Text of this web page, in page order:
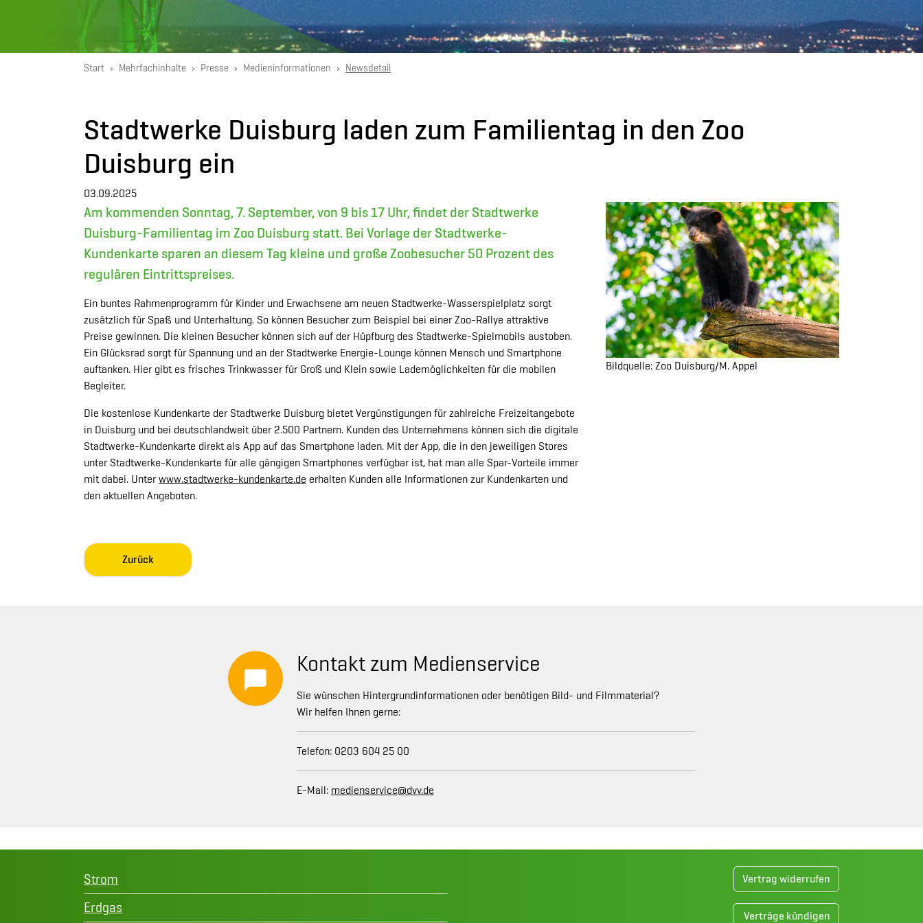
Start Mehrfachinhalte Presse Medieninformationen Newsdetail
Stadtwerke Duisburg laden zum Familientag in den Zoo
Duisburg ein
03.09.2025
Am kommenden Sonntag, 7. September, von 9 bis 17 Uhr, findet der Stadtwerke
Duisburg-Familientag im Zoo Duisburg statt. Bei Vorlage der Stadtwerke-
Kundenkarte sparen an diesem Tag kleine und große Zoobesucher 50 Prozent des
regulären Eintrittspreises.
Ein buntes Rahmenprogramm für Kinder und Erwachsene am neuen Stadtwerke-Wasserspielplatz sorgt
zusätzlich für Spaß und Unterhaltung. So können Besucher zum Beispiel bei einer Zoo-Rallye attraktive
Preise gewinnen. Die kleinen Besucher können sich auf der Hüpfburg des Stadtwerke-Spielmobils austoben.
Ein Glücksrad sorgt für Spannung und an der Stadtwerke Energie-Lounge können Mensch und Smartphone
auftanken. Hier gibt es frisches Trinkwasser für Groß und Klein sowie Lademöglichkeiten für die mobilen
Begleiter.
Die kostenlose Kundenkarte der Stadtwerke Duisburg bietet Vergünstigungen für zahlreiche Freizeitangebote
in Duisburg und bei deutschlandweit über 2.500 Partnern. Kunden des Unternehmens können sich die digitale
Stadtwerke-Kundenkarte direkt als App auf das Smartphone laden. Mit der App, die in den jeweiligen Stores
unter Stadtwerke-Kundenkarte für alle gängigen Smartphones verfügbar ist, hat man alle Spar-Vorteile immer
mit dabei. Unterwww.stadtwerke-kundenkarte.de erhalten Kunden alle Informationen zur Kundenkarten und
den aktuellen Angeboten.
Zurück
Bildquelle: Zoo Duisburg/M. Appel
Kontakt zum Medienservice
Sie wünschen Hintergrundinformationen oder benötigen Bild- und Filmmaterial?
Wir helfen Ihnen gerne:
Telefon: 0203 604 25 00
E-Mail: medienservice@dvv.de
Strom
Erdgas
Vertrag widerrufen
Verträge kündigen